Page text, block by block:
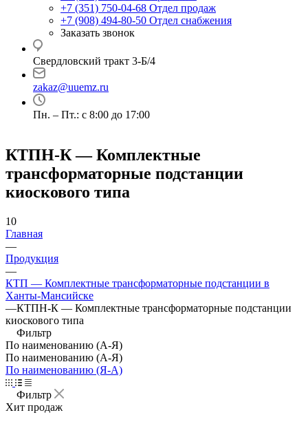
+7 (351) 750-04-68 Отдел продаж
+7 (908) 494-80-50 Отдел снабжения
Заказать звонок
Свердловский тракт 3-Б/4
zakaz@uuemz.ru
Пн. – Пт.: с 8:00 до 17:00
КТПН-К — Комплектные
трансформаторные подстанции
киоскового типа
10
Главная
—
Продукция
—
КТП — Комплектные трансформаторные подстанции в
Ханты-Мансийске
—КТПН-К — Комплектные трансформаторные подстанции
киоскового типа
Фильтр
По наименованию (А-Я)
По наименованию (А-Я)
По наименованию (Я-А)
Фильтр
Хит продаж